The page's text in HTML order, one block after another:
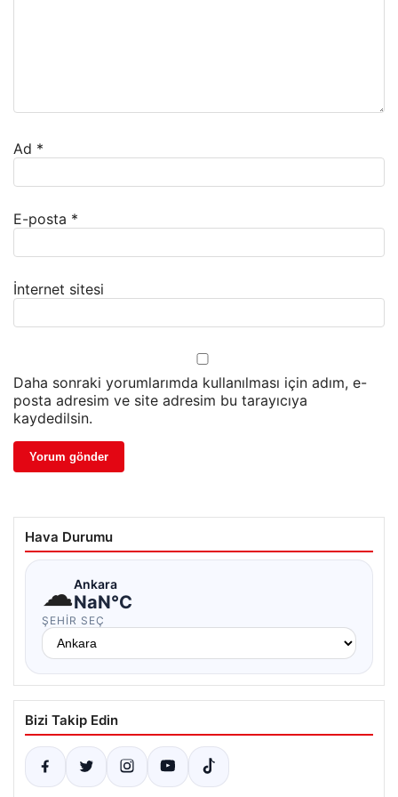
Ad *
E-posta *
İnternet sitesi
Daha sonraki yorumlarımda kullanılması için adım, e-
posta adresim ve site adresim bu tarayıcıya
kaydedilsin.
Hava Durumu
☁Ankara
NaN°C
ŞEHIR SEÇ
Bizi Takip Edin